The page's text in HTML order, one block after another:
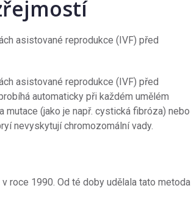
asistované reprodukce (IVF) před
asistované reprodukce (IVF) před
automaticky při každém umělém
(jako je např. cystická fibróza) nebo
nevyskytují chromozomální vady.
roce 1990. Od té doby udělala tato metoda